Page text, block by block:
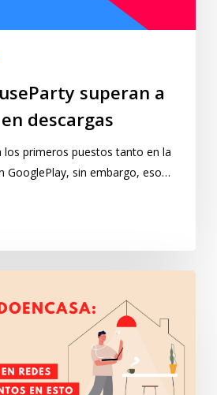
superan a
descargas
los primeros puestos tanto en la
GooglePlay, sin embargo, eso…